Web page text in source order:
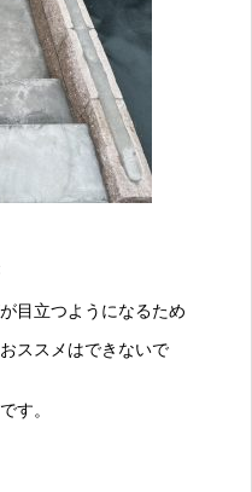
目立つようになるため
ススメはできないで
す。